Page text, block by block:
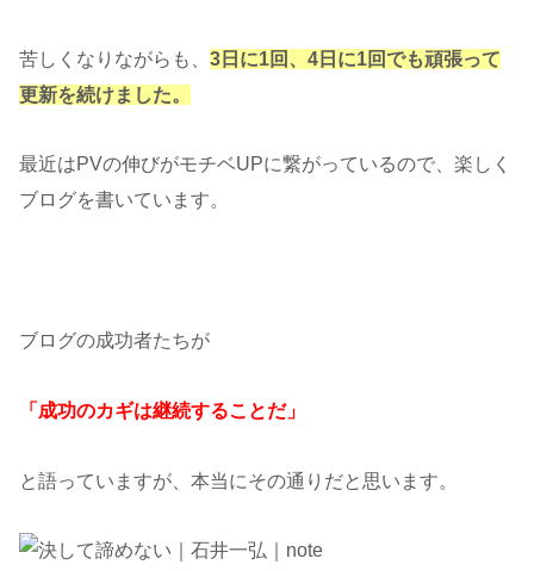
苦しくなりながらも、 3日に1回、4日に1回でも頑張って
更新を続けました。
最近はPVの伸びがモチベUPに繋がっているので、楽しく
ブログを書いています。
ブログの成功者たちが
「成功のカギは継続することだ」
と語っていますが、本当にその通りだと思います。